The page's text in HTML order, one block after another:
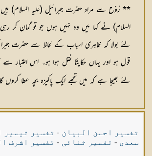
** رُوْح سے مراد حضرت جبرائیل (عليہ السلام)
السلام) نے کہا میں وہ نہیں ہوں جو تو گمان کر
لئے بولا کہ ظاہری اسباب کے لحاظ سے حضرت
قول ہو اور یہاں حکایتًا نقل ہوا ہو۔ اس اعتبار سے
لئے بھیجا ہے کہ میں تجھے ایک پاکیزہ بچہ عطا
تفسیر احسن البیان - تفسیر تیسیر
سعدی - تفسیر ثنائی - تفسیر اشرف